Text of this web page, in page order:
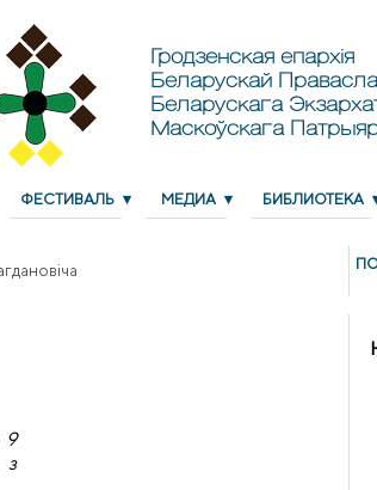
Гродзенская епархія
Беларускай
Беларускага
Маскоўскага
ФЕСТИВАЛЬ МЕДИА БИБЛИОТЕКА
9
з